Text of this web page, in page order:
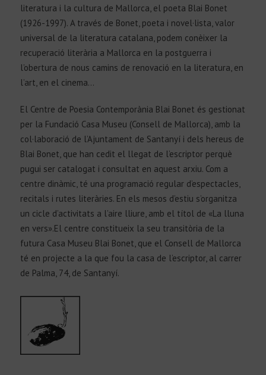
literatura i la cultura de Mallorca, el poeta Blai Bonet
(1926-1997). A través de Bonet, poeta i novel·lista, valor
universal de la literatura catalana, podem conèixer la
recuperació literària a Mallorca en la postguerra i
l’obertura de nous camins de renovació en la literatura, en
l’art, en el cinema…
El Centre de Poesia Contemporània Blai Bonet és gestionat
per la Fundació Casa Museu (Consell de Mallorca), amb la
col·laboració de l’Ajuntament de Santanyí i dels hereus de
Blai Bonet, que han cedit el llegat de l’escriptor perquè
pugui ser catalogat i consultat en aquest arxiu. Com a
centre dinàmic, té una programació regular d’espectacles,
recitals i rutes literàries. En els mesos d’estiu s’organitza
un cicle d’activitats a l’aire lliure, amb el títol de «La lluna
en vers».El centre constitueix la seu transitòria de la
futura Casa Museu Blai Bonet, que el Consell de Mallorca
té en projecte a la que fou la casa de l’escriptor, al carrer
de Palma, 74, de Santanyí.